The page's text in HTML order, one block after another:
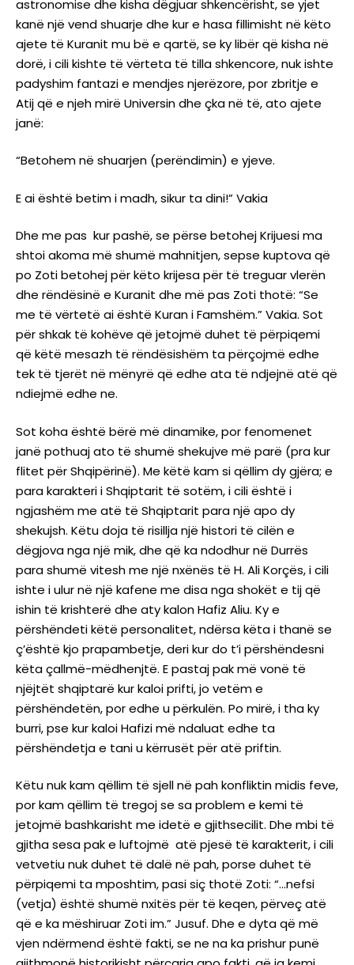
astronomise dhe kisha dëgjuar shkencërisht, se yjet
kanë një vend shuarje dhe kur e hasa fillimisht në këto
ajete të Kuranit mu bë e qartë, se ky libër që kisha në
dorë, i cili kishte të vërteta të tilla shkencore, nuk ishte
padyshim fantazi e mendjes njerëzore, por zbritje e
Atij që e njeh mirë Universin dhe çka në të, ato ajete
janë:
“Betohem në shuarjen (perëndimin) e yjeve.
E ai është betim i madh, sikur ta dini!” Vakia
Dhe me pas kur pashë, se përse betohej Krijuesi ma
shtoi akoma më shumë mahnitjen, sepse kuptova që
po Zoti betohej për këto krijesa për të treguar vlerën
dhe rëndësinë e Kuranit dhe më pas Zoti thotë: “Se
me të vërtetë ai është Kuran i Famshëm.” Vakia. Sot
për shkak të kohëve që jetojmë duhet të përpiqemi
që këtë mesazh të rëndësishëm ta përçojmë edhe
tek të tjerët në mënyrë që edhe ata të ndjejnë atë që
ndiejmë edhe ne.
Sot koha është bërë më dinamike, por fenomenet
janë pothuaj ato të shumë shekujve më parë (pra kur
flitet për Shqipërinë). Me këtë kam si qëllim dy gjëra; e
para karakteri i Shqiptarit të sotëm, i cili është i
ngjashëm me atë të Shqiptarit para një apo dy
shekujsh. Këtu doja të risillja një histori të cilën e
dëgjova nga një mik, dhe që ka ndodhur në Durrës
para shumë vitesh me një nxënës të H. Ali Korçës, i cili
ishte i ulur në një kafene me disa nga shokët e tij që
ishin të krishterë dhe aty kalon Hafiz Aliu. Ky e
përshëndeti këtë personalitet, ndërsa këta i thanë se
ç’është kjo prapambetje, deri kur do t’i përshëndesni
këta çallmë-mëdhenjtë. E pastaj pak më vonë të
njëjtët shqiptarë kur kaloi prifti, jo vetëm e
përshëndetën, por edhe u përkulën. Po mirë, i tha ky
burri, pse kur kaloi Hafizi më ndaluat edhe ta
përshëndetja e tani u kërrusët për atë priftin.
Këtu nuk kam qëllim të sjell në pah konfliktin midis feve,
por kam qëllim të tregoj se sa problem e kemi të
jetojmë bashkarisht me idetë e gjithsecilit. Dhe mbi të
gjitha sesa pak e luftojmë atë pjesë të karakterit, i cili
vetvetiu nuk duhet të dalë në pah, porse duhet të
përpiqemi ta mposhtim, pasi siç thotë Zoti: “…nefsi
(vetja) është shumë nxitës për të keqen, përveç atë
që e ka mëshiruar Zoti im.” Jusuf. Dhe e dyta që më
vjen ndërmend është fakti, se ne na ka prishur punë